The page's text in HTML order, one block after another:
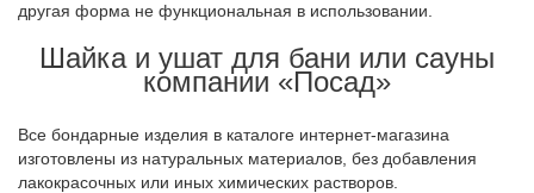
другая форма не функциональная в использовании.
Шайка и ушат для бани или сауны
компании «Посад»
Все бондарные изделия в каталоге интернет-магазина
изготовлены из натуральных материалов, без добавления
лакокрасочных или иных химических растворов.